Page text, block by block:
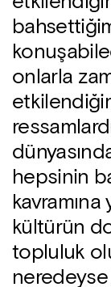
onlarla
hepsinin
kavramına
kültürün
topluluk